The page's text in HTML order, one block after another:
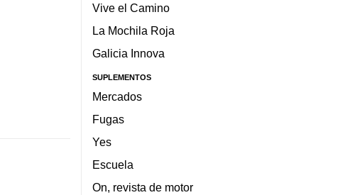
Vive el Camino
La Mochila Roja
Galicia Innova
SUPLEMENTOS
Mercados
Fugas
Yes
Escuela
On, revista de motor